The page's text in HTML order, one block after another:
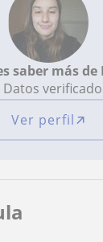
saber más de
Datos
Ver perfil